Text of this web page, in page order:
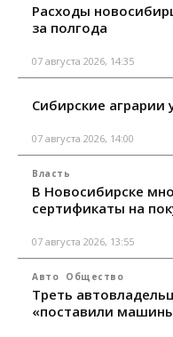
Расходы
за полгода
07 августа 2026, 14:35
Сибирские
07 августа 2026, 14:00
Власть
В Новосибирске
сертификаты на
07 августа 2026, 13:55
Авто Общество
Треть
«поставили